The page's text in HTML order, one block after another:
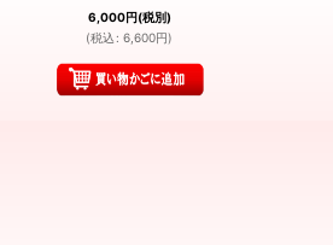
6,000円(税別)
(税込 : 6,600円)